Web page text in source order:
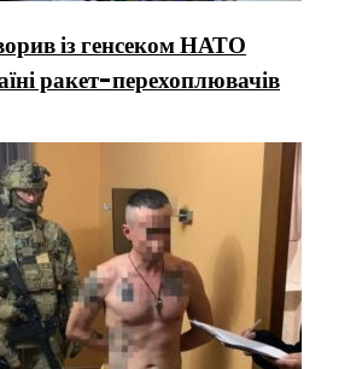
із генсеком НАТО
ракет-перехоплювачів